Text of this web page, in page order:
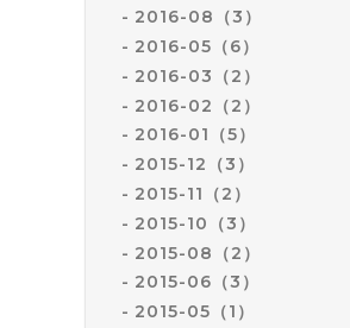
2016-08（3）
2016-05（6）
2016-03（2）
2016-02（2）
2016-01（5）
2015-12（3）
2015-11（2）
2015-10（3）
2015-08（2）
2015-06（3）
2015-05（1）